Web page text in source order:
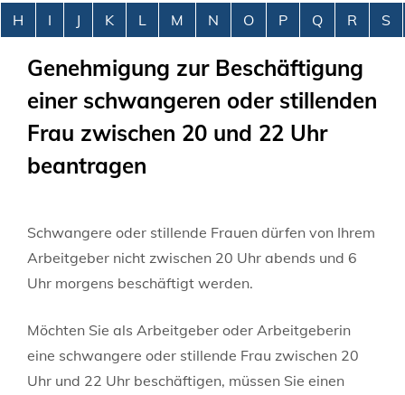
Alphabetisches Register überspringen
H I J K L M N O P Q R S
Genehmigung zur Beschäftigung
einer schwangeren oder stillenden
Frau zwischen 20 und 22 Uhr
beantragen
Schwangere oder stillende Frauen dürfen von Ihrem
Arbeitgeber nicht zwischen 20 Uhr abends und 6
Uhr morgens beschäftigt werden.
Möchten Sie als Arbeitgeber oder Arbeitgeberin
eine schwangere oder stillende Frau zwischen 20
Uhr und 22 Uhr beschäftigen, müssen Sie einen